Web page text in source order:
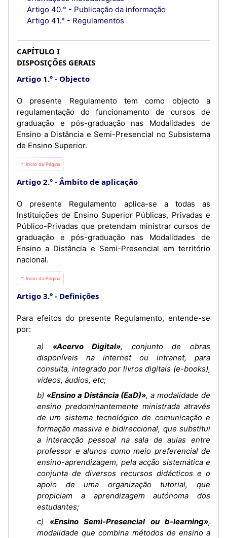
Artigo 40.° - Publicação da informação
Artigo 41.° - Regulamentos
CAPÍTULO I
DISPOSIÇÕES GERAIS
Artigo 1.°
Objecto
O presente Regulamento tem como objecto a
regulamentação do funcionamento de cursos de
graduação e pós-graduação nas Modalidades de
Ensino a Distância e Semi-Presencial no Subsistema
de Ensino Superior.
⇡ Início da Página
Artigo 2.° Âmbito de aplicação
O presente Regulamento aplica-se a todas as
Instituições de Ensino Superior Públicas, Privadas e
Público-Privadas que pretendam ministrar cursos de
graduação e pós-graduação nas Modalidades de
Ensino a Distância e Semi-Presencial em território
nacional.
⇡ Início da Página
Artigo 3.° Definições
Para efeitos do presente Regulamento, entende-se
por:
a) «Acervo Digital», conjunto de obras
disponíveis na internet ou intranet, para
consulta, integrado por livros digitais (e-books),
vídeos, áudios, etc;
b) «Ensino a Distância (EaD)», a modalidade de
ensino predominantemente ministrada através
de um sistema tecnológico de comunicação e
formação massiva e bidireccional, que substitui
a interacção pessoal na sala de aulas entre
professor e alunos como meio preferencial de
ensino-aprendizagem, pela acção sistemática e
conjunta de diversos recursos didácticos e o
apoio de uma organização tutorial, que
propiciam a aprendizagem autónoma dos
estudantes;
c) «Ensino Semi-Presencial ou b-learning»,
modalidade que combina métodos de ensino a